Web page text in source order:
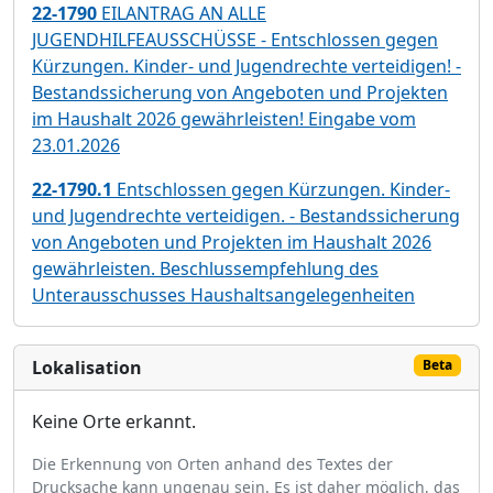
22-1790 EILANTRAG AN ALLE
JUGENDHILFEAUSSCHÜSSE - Entschlossen gegen
Kürzungen. Kinder- und Jugendrechte verteidigen! -
Bestandssicherung von Angeboten und Projekten
im Haushalt 2026 gewährleisten! Eingabe vom
23.01.2026
22-1790.1 Entschlossen gegen Kürzungen. Kinder-
und Jugendrechte verteidigen. - Bestandssicherung
von Angeboten und Projekten im Haushalt 2026
gewährleisten. Beschlussempfehlung des
Unterausschusses Haushaltsangelegenheiten
Lokalisation Beta
Keine Orte erkannt.
Die Erkennung von Orten anhand des Textes der
Drucksache kann ungenau sein. Es ist daher möglich, das